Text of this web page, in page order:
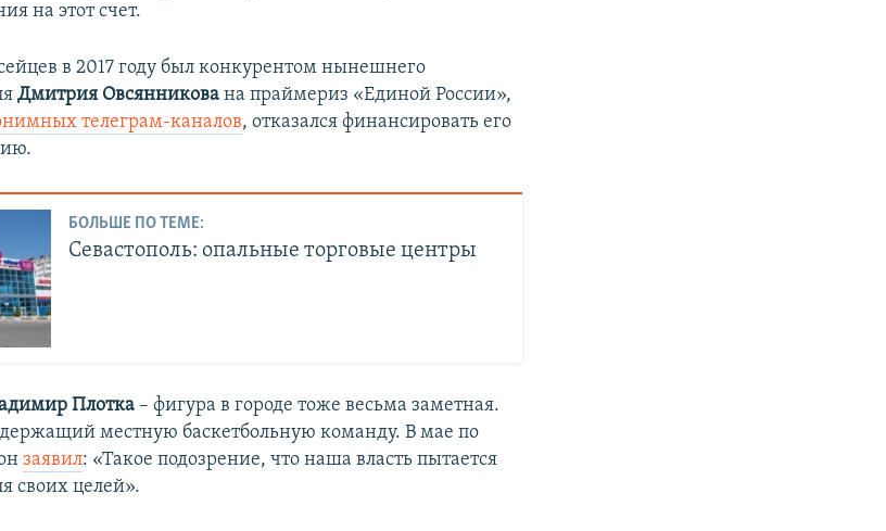
на этот счет.
в 2017 году был конкурентом нынешнего
Дмитрия Овсянникова на праймериз «Единой России»,
телеграм-каналов, отказался финансировать его
БОЛЬШЕ ПО ТЕМЕ:
Севастополь: опальные торговые центры
Плотка – фигура в городе тоже весьма заметная.
местную баскетбольную команду. В мае по
заявил: «Такое подозрение, что наша власть пытается
своих целей».